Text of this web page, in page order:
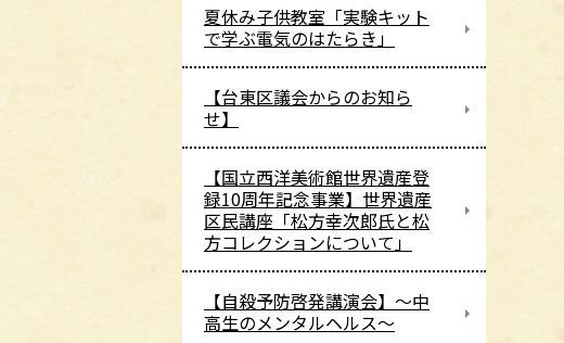
夏休み子供教室「実験キット
で学ぶ電気のはたらき」
【台東区議会からのお知ら
せ】
【国立西洋美術館世界遺産登
録10周年記念事業】世界遺産
区民講座「松方幸次郎氏と松
方コレクションについて」
【自殺予防啓発講演会】～中
高生のメンタルヘルス～